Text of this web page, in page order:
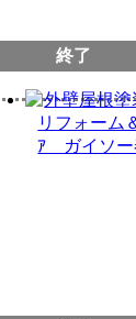
終了